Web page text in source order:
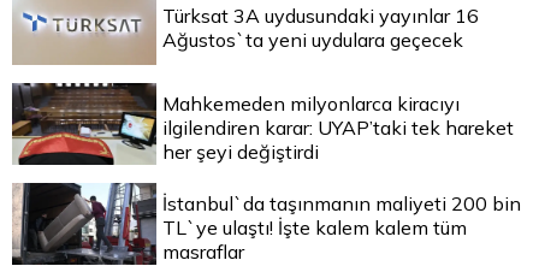
Türksat 3A uydusundaki yayınlar 16
Ağustos`ta yeni uydulara geçecek
Mahkemeden milyonlarca kiracıyı
ilgilendiren karar: UYAP’taki tek hareket
her şeyi değiştirdi
İstanbul`da taşınmanın maliyeti 200 bin
TL`ye ulaştı! İşte kalem kalem tüm
masraflar